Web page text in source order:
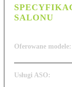
SALONU
Oferowane modele:
Usługi ASO: